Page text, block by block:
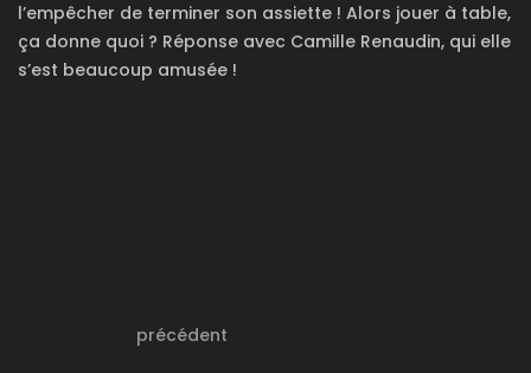
l’empêcher de terminer son assiette ! Alors jouer à table,
ça donne quoi ? Réponse avec Camille Renaudin, qui elle
s’est beaucoup amusée !
précédent